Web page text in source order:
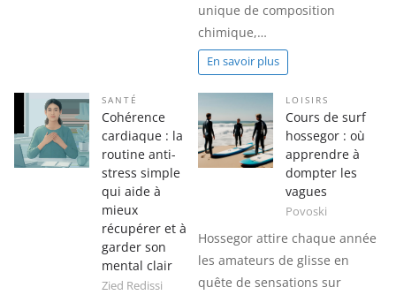
unique de composition
chimique,…
En savoir plus
SANTÉ
Cohérence
cardiaque : la
routine anti-
stress simple
qui aide à
mieux
récupérer et à
garder son
mental clair
Zied Redissi
LOISIRS
Cours de surf
hossegor : où
apprendre à
dompter les
vagues
Povoski
Hossegor attire chaque année
les amateurs de glisse en
quête de sensations sur